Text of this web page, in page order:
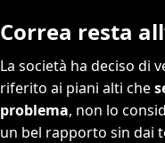
Correa resta
La società ha deciso di
riferito ai piani alti che
problema, non lo
un bel rapporto sin dai